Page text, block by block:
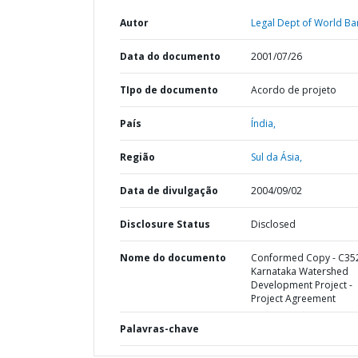
Autor Legal Dept of World
Data do documento 2001/07/26
TIpo de documento Acordo de projeto
País Índia,
Região Sul da Ásia,
Data de divulgação 2004/09/02
Disclosure Status Disclosed
Nome do documento
Conformed Copy -
Karnataka Watershed
Development Project -
Project Agreement
Palavras-chave